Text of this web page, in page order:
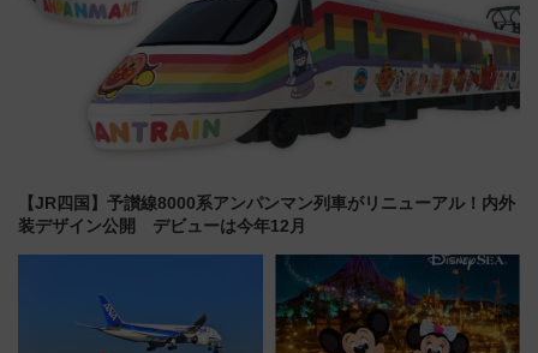
【JR四国】予讃線8000系アンパンマン列車がリニューアル！内外
装デザイン公開 デビューは今年12月